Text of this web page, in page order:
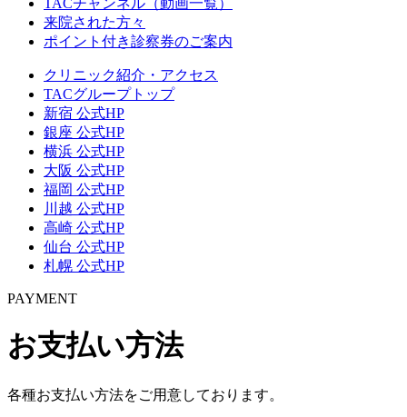
TACチャンネル（動画一覧）
来院された方々
ポイント付き診察券のご案内
クリニック紹介・アクセス
TACグループトップ
新宿 公式HP
銀座 公式HP
横浜 公式HP
大阪 公式HP
福岡 公式HP
川越 公式HP
高崎 公式HP
仙台 公式HP
札幌 公式HP
PAYMENT
お支払い方法
各種お支払い方法をご用意しております。